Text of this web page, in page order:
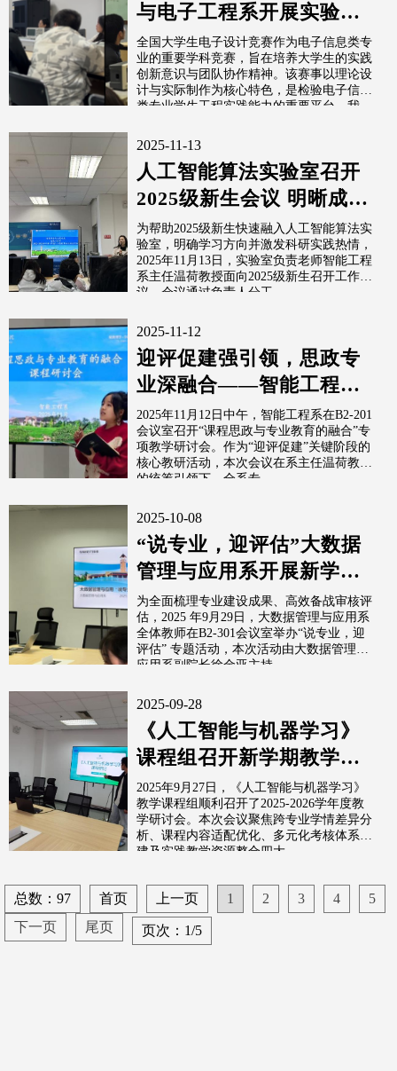
与电子工程系开展实验室
竞赛交流活动 ——全国大
学生电子设...
全国大学生电子设计竞赛作为电子信息类专
业的重要学科竞赛，旨在培养大学生的实践
创新意识与团队协作精神。该赛事以理论设
计与实际制作为核心特色，是检验电子信息
类专业学生工程实践能力的重要平台。我
2025-11-13
人工智能算法实验室召开
2025级新生会议 明晰成长
路径激发学习热情
为帮助2025级新生快速融入人工智能算法实
验室，明确学习方向并激发科研实践热情，
2025年11月13日，实验室负责老师智能工程
系主任温荷教授面向2025级新生召开工作会
议。会议通过负责人分工...
2025-11-12
迎评促建强引领，思政专
业深融合——智能工程系
课程思政与专业教育融合
专题教学研...
2025年11月12日中午，智能工程系在B2-201
会议室召开“课程思政与专业教育的融合”专
项教学研讨会。作为“迎评促建”关键阶段的
核心教研活动，本次会议在系主任温荷教授
的统筹引领下，全系专...
2025-10-08
“说专业，迎评估”大数据
管理与应用系开展新学期
专业建设新风貌
为全面梳理专业建设成果、高效备战审核评
估，2025 年9月29日，大数据管理与应用系
全体教师在B2-301会议室举办“说专业，迎
评估” 专题活动，本次活动由大数据管理与
应用系副院长徐金亚主持...
2025-09-28
《人工智能与机器学习》
课程组召开新学期教学研
讨
2025年9月27日，《人工智能与机器学习》
教学课程组顺利召开了2025-2026学年度教
学研讨会。本次会议聚焦跨专业学情差异分
析、课程内容适配优化、多元化考核体系构
建及实践教学资源整合四大...
总数：97 首页 上一页 1 2 3 4
5
下一页
尾页 页次：1/5